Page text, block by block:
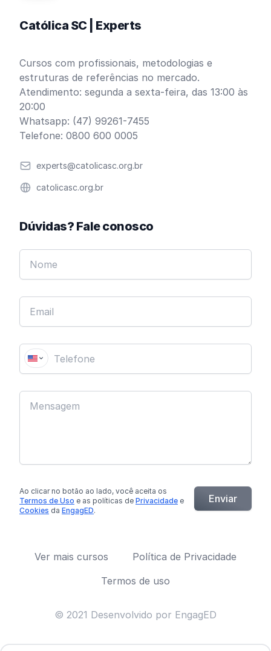
Católica SC | Experts
Cursos com profissionais, metodologias e
estruturas de referências no mercado.
Atendimento: segunda a sexta-feira, das 13:00 às
20:00
Whatsapp: (47) 99261-7455
Telefone: 0800 600 0005
Emailexperts@catolicasc.org.br
Websitecatolicasc.org.br
Dúvidas? Fale conosco
Ao clicar no botão ao lado, você aceita os
Termos de Uso e as políticas de Privacidade e
Cookies da EngagED.
Enviar
Ver mais cursos
Política de Privacidade
Termos de uso
© 2021 Desenvolvido por EngagED